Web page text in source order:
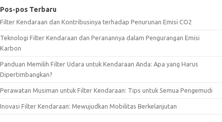
Pos-pos Terbaru
Filter Kendaraan dan Kontribusinya terhadap Penurunan Emisi CO2
Teknologi Filter Kendaraan dan Peranannya dalam Pengurangan Emisi
Karbon
Panduan Memilih Filter Udara untuk Kendaraan Anda: Apa yang Harus
Dipertimbangkan?
Perawatan Musiman untuk Filter Kendaraan: Tips untuk Semua Pengemudi
Inovasi Filter Kendaraan: Mewujudkan Mobilitas Berkelanjutan